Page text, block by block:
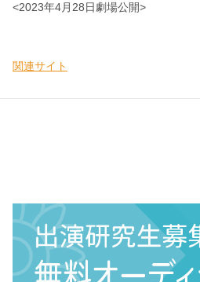
<2023年4月28日劇場公開>
関連サイト